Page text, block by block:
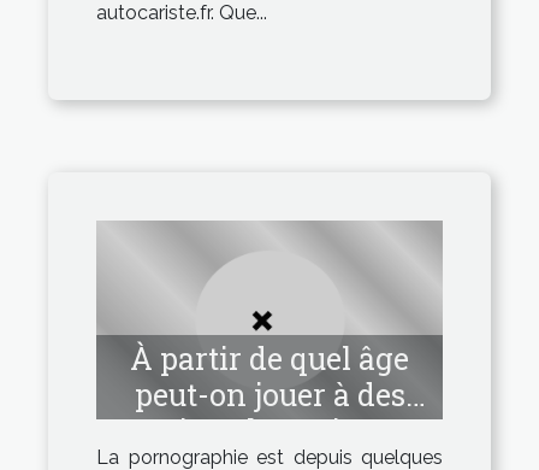
autocariste.fr. Que...
À partir de quel âge
peut-on jouer à des
jeux hentai ?
La pornographie est depuis quelques